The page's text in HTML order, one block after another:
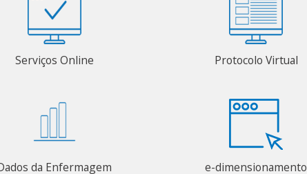
Serviços Online Protocolo Virtual
da Enfermagem e-dimensionamento